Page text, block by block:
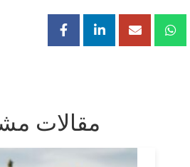
مقالات